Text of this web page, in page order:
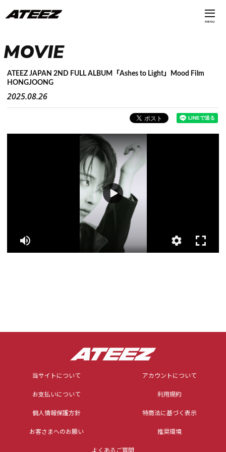
MENU
MOVIE
ATEEZ JAPAN 2ND FULL ALBUM「Ashes to Light」Mood Film
HONGJOONG
2025.08.26
当サイトについて アカウントについて
お支払いについて 利用規約
個人情報保護方針 特商法に基づく表示
お客さまへのお願い 推奨環境
よくあるご質問